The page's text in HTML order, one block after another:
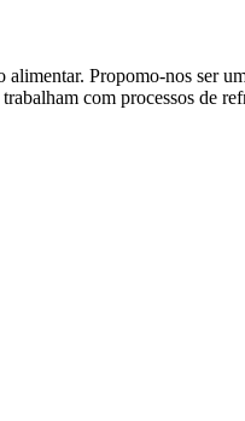
Propomo-nos ser
com processos de